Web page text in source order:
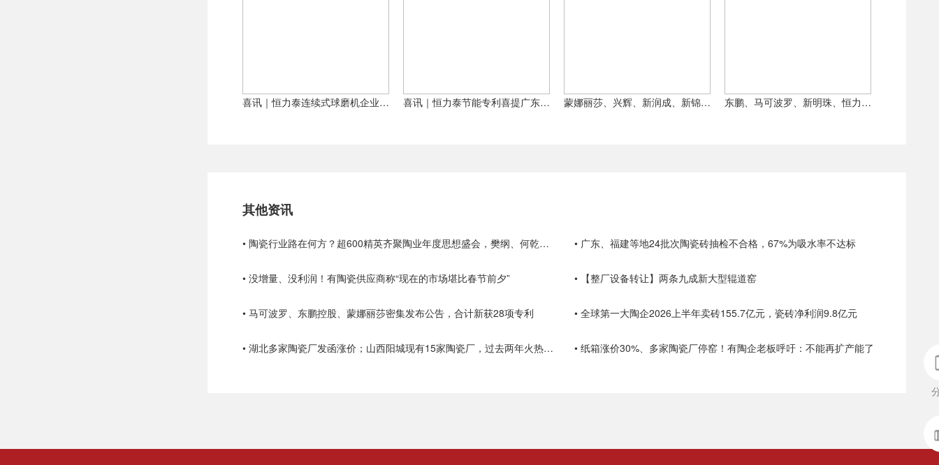
喜讯｜恒力泰连续式球磨机企业标准获“广东省先进标准”评定！ 喜讯｜恒力泰节能专利喜提广东专利奖 蒙娜丽莎、兴辉、新润成、新锦成、恒力泰……上榜，拟获这一称号 东鹏、马可波罗、新明珠、恒力泰、德力泰获中国专利优秀奖
其他资讯
• 陶瓷行业路在何方？超600精英齐聚陶业年度思想盛会，樊纲、何乾、龙建刚献智破局 • 广东、福建等地24批次陶瓷砖抽检不合格，67%为吸水率不达标
• 没增量、没利润！有陶瓷供应商称“现在的市场堪比春节前夕” • 【整厂设备转让】两条九成新大型辊道窑
• 马可波罗、东鹏控股、蒙娜丽莎密集发布公告，合计新获28项专利 • 全球第一大陶企2026上半年卖砖155.7亿元，瓷砖净利润9.8亿元
• 湖北多家陶瓷厂发函涨价；山西阳城现有15家陶瓷厂，过去两年火热技改 • 纸箱涨价30%、多家陶瓷厂停窑！有陶企老板呼吁：不能再扩产能了